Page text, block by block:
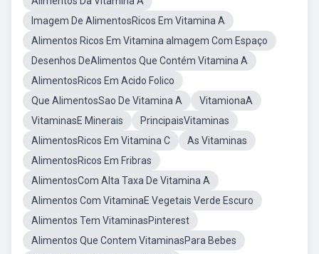
Imagem De AlimentosRicos Em Vitamina A
Alimentos Ricos Em Vitamina aImagem Com Espaço
Desenhos DeAlimentos Que Contém Vitamina A
AlimentosRicos Em Acido Folico
Que AlimentosSao De Vitamina A
VitamionaA
VitaminasE Minerais
PrincipaisVitaminas
AlimentosRicos Em Vitamina C
As Vitaminas
AlimentosRicos Em Fribras
AlimentosCom Alta Taxa De Vitamina A
Alimentos Com VitaminaE Vegetais Verde Escuro
Alimentos Tem VitaminasPinterest
Alimentos Que Contem VitaminasPara Bebes